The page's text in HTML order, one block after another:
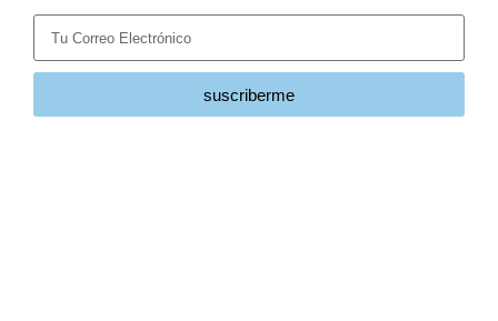
suscriberme